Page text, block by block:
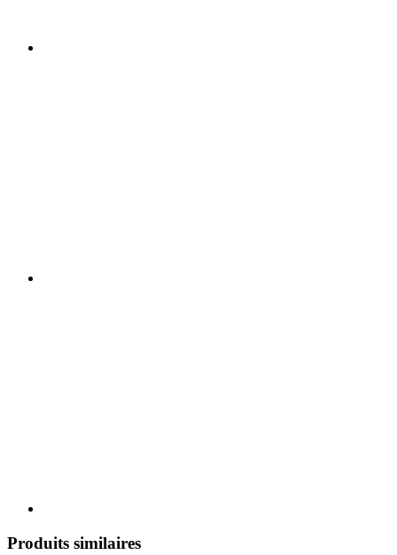
Produits similaires